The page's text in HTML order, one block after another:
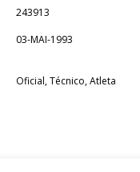
243913
03-MAI-1993
Oficial, Técnico, Atleta